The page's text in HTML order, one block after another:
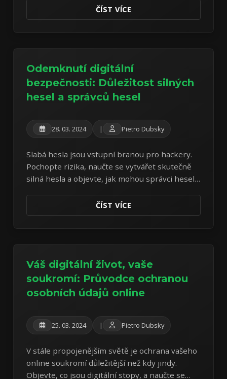
ČÍST VÍCE
Odemknutí digitální
bezpečnosti: Důležitost silných
hesel a správců hesel
28. 03. 2024 | Pietro Dubsky
Slabá hesla jsou vstupní branou pro hackery.
Pochopte rizika, naučte se vytvářet skutečně
silná hesla a objevte, jak mohou správci hesel
ČÍST VÍCE
Váš digitální život, vaše
soukromí: Průvodce ochranou
osobních údajů online
25. 03. 2024 | Pietro Dubsky
V stále propojenějším světě je ochrana vašeho
online soukromí důležitější než kdy jindy.
Objevte, co jsou digitální stopy, a naučte se